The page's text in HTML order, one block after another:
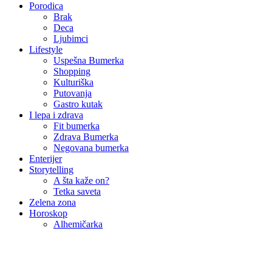
Porodica
Brak
Deca
Ljubimci
Lifestyle
Uspešna Bumerka
Shopping
Kulturiška
Putovanja
Gastro kutak
I lepa i zdrava
Fit bumerka
Zdrava Bumerka
Negovana bumerka
Enterijer
Storytelling
A šta kaže on?
Tetka saveta
Zelena zona
Horoskop
Alhemičarka